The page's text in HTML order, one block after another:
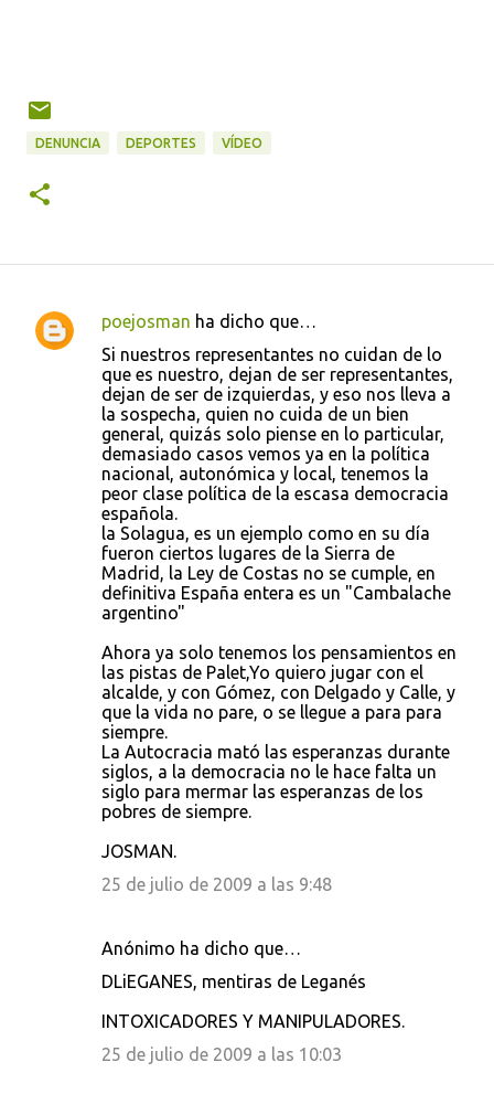
DENUNCIA DEPORTES VÍDEO
C
poejosman ha dicho que…
Si nuestros representantes no cuidan de lo
que es nuestro, dejan de ser representantes,
dejan de ser de izquierdas, y eso nos lleva a
la sospecha, quien no cuida de un bien
general, quizás solo piense en lo particular,
demasiado casos vemos ya en la política
nacional, autonómica y local, tenemos la
peor clase política de la escasa democracia
española.
la Solagua, es un ejemplo como en su día
fueron ciertos lugares de la Sierra de
Madrid, la Ley de Costas no se cumple, en
definitiva España entera es un "Cambalache
argentino"
Ahora ya solo tenemos los pensamientos en
las pistas de Palet,Yo quiero jugar con el
alcalde, y con Gómez, con Delgado y Calle, y
que la vida no pare, o se llegue a para para
siempre.
La Autocracia mató las esperanzas durante
siglos, a la democracia no le hace falta un
siglo para mermar las esperanzas de los
pobres de siempre.
JOSMAN.
25 de julio de 2009 a las 9:48
Anónimo ha dicho que…
DLiEGANES, mentiras de Leganés
INTOXICADORES Y MANIPULADORES.
25 de julio de 2009 a las 10:03